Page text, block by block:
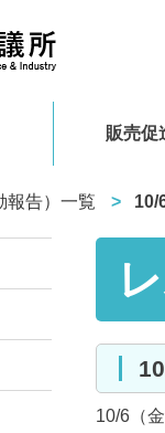
販売促
報告）一覧 10/
10/6（